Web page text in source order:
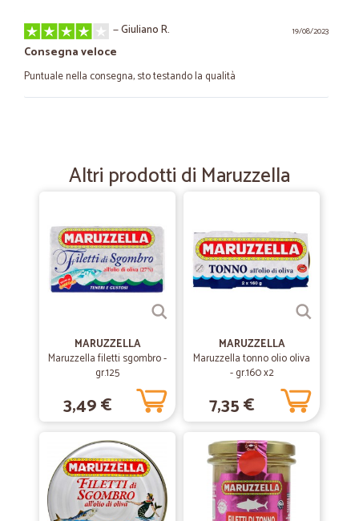
19/08/2023
—Giuliano R.
Consegna veloce
Puntuale nella consegna, sto testando la qualità
Veloci e puntuali
15/03/2021
—Fabrizio P.
Prezzi corretti.
Prezzi corretti. Spedizione veloce
Ottimi prezzi
Ottimi prezzi, puntuali
I prodotti ordinati sono arrivati…
I prodotti ordinati sono arrivati puntuali dopo 48 ore dal mio ordine.
Tutto in perfetto stato. Le comunicazioni circa il mio ordine sono
state tempestive e precise.
Altri prodotti di Maruzzella
MARUZZELLA
Maruzzella filetti sgombro -
gr.125
3,49 €
MARUZZELLA
Maruzzella tonno olio oliva
- gr.160 x2
7,35 €